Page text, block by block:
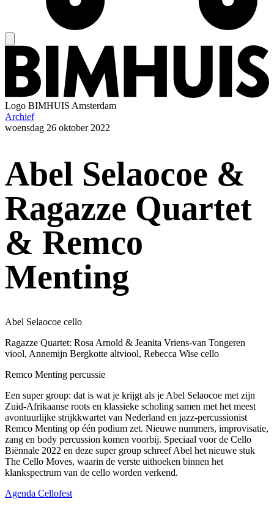
Logo BIMHUIS Amsterdam
Archief
woensdag 26 oktober 2022
Abel Selaocoe &
Ragazze Quartet
& Remco
Menting
Abel Selaocoe cello
Ragazze Quartet: Rosa Arnold & Jeanita Vriens-van Tongeren
viool, Annemijn Bergkotte altviool, Rebecca Wise cello
Remco Menting percussie
Een super group: dat is wat je krijgt als je Abel Selaocoe met zijn
Zuid-Afrikaanse roots en klassieke scholing samen met het meest
avontuurlijke strijkkwartet van Nederland en jazz-percussionist
Remco Menting op één podium zet. Nieuwe nummers, improvisatie,
zang en body percussion komen voorbij. Speciaal voor de Cello
Biënnale 2022 en deze super group schreef Abel het nieuwe stuk
The Cello Moves, waarin de verste uithoeken binnen het
klankspectrum van de cello worden verkend.
Agenda Cellofest